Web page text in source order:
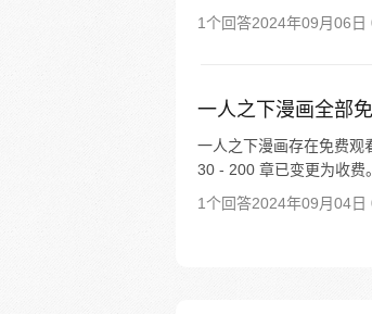
1个回答2024年09月06日
一人之下漫画全部
一人之下漫画存在免费观
30 - 200 章已变更为收费
1个回答2024年09月04日